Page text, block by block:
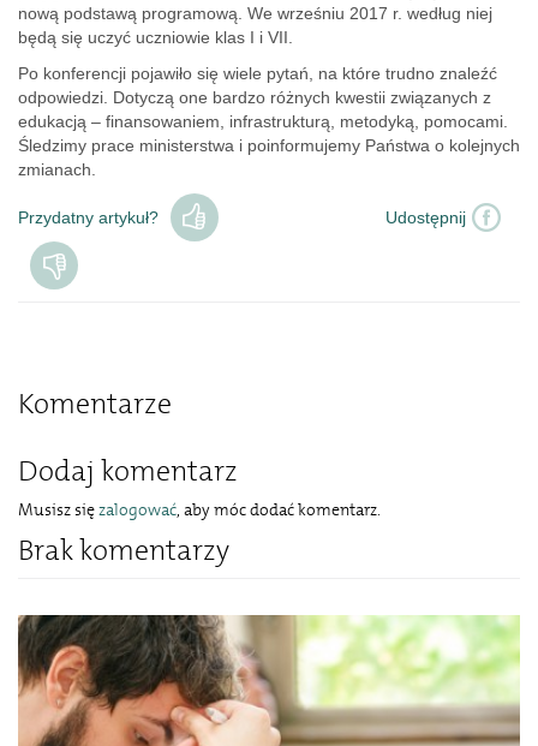
nową podstawą programową. We wrześniu 2017 r. według niej
będą się uczyć uczniowie klas I i VII.
Po konferencji pojawiło się wiele pytań, na które trudno znaleźć
odpowiedzi. Dotyczą one bardzo różnych kwestii związanych z
edukacją – finansowaniem, infrastrukturą, metodyką, pomocami.
Śledzimy prace ministerstwa i poinformujemy Państwa o kolejnych
zmianach.
Przydatny artykuł? Udostępnij
Komentarze
Dodaj komentarz
Musisz sięzalogować, aby móc dodać komentarz.
Brak komentarzy